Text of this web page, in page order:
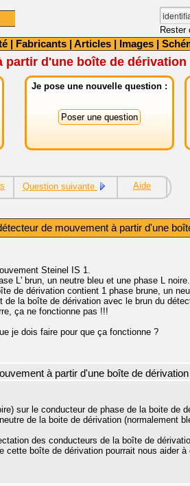
Rester
| Fabricants | Articles | Images |
partir d'une boîte de dérivation
Je pose une nouvelle question :
Question suivante Aide
de mouvement à partir d'une
Steinel IS 1.
L' brun, un neutre bleu et une phase L noire.
de dérivation contient 1 phase brune, un
de la boîte de dérivation avec le brun du
ça ne fonctionne pas !!!
je dois faire pour que ça fonctionne ?
à partir d'une boîte de dérivation
sur le conducteur de phase de la boite de
de la boite de dérivation (normalement
des conducteurs de la boîte de
cette boîte de dérivation pourrait nous aider à